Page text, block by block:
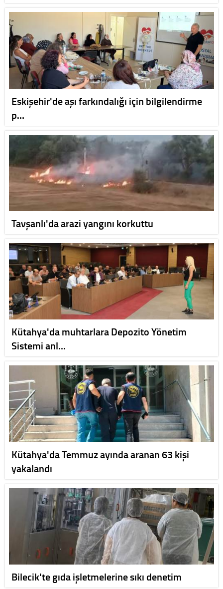
Eskişehir'de aşı farkındalığı için bilgilendirme
p…
Tavşanlı'da arazi yangını korkuttu
Kütahya'da muhtarlara Depozito Yönetim
Sistemi anl…
Kütahya'da Temmuz ayında aranan 63 kişi
yakalandı
Bilecik'te gıda işletmelerine sıkı denetim